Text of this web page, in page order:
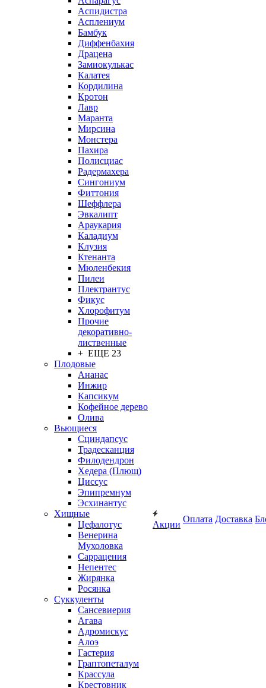
Аспидистра
Асплениум
Бамбук
Диффенбахия
Драцена
Замиокулькас
Калатея
Кордилина
Кротон
Лавр
Маранта
Мирсина
Монстера
Пахира
Полисциас
Радермахера
Сингониум
Фиттония
Шеффлера
Эвкалипт
Араукария
Каладиум
Клузия
Ктенанта
Мюленбекия
Пилеи
Плектрантус
Фикус
Хлорофитум
Прочие
декоративно-
лиственные
+ ЕЩЕ 23
Плодовые
Ананас
Инжир
Капсикум
Кофейное дерево
Олива
Вьющиеся
Сциндапсус
Традесканция
Филодендрон
Хедера (Плющ)
Циссус
Эпипремнум
Эсхинантус
Хищные
Цефалотус
Венерина
Мухоловка
Саррацения
Непентес
Жирянка
Росянка
Суккуленты
Сансевиерия
Агава
Адромискус
Алоэ
Гастерия
Граптопеталум
Крассула
Крестовник
Акции
Оплата Доставка